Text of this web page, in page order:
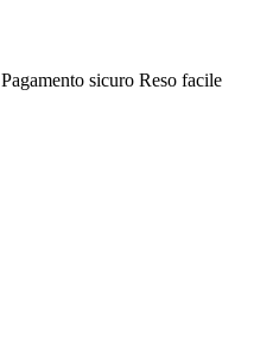
Pagamento sicuro Reso facile